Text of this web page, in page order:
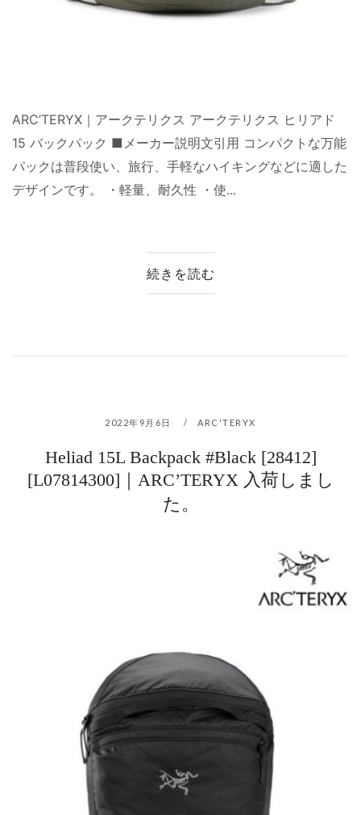
ARC’TERYX｜アークテリクス アークテリクス ヒリアド
15 バックパック ■メーカー説明文引用 コンパクトな万能
パックは普段使い、旅行、手軽なハイキングなどに適した
デザインです。 ・軽量、耐久性 ・使...
続きを読む
2022年9月6日 ARC'TERYX
Heliad 15L Backpack #Black [28412]
[L07814300]｜ARC’TERYX 入荷しまし
た。